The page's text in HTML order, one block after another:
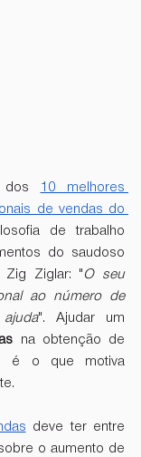
10 melhores
de vendas do
de trabalho
do saudoso
Zig Ziglar: "O seu
ao número de
na obtenção de
é o que motiva
deve ter entre
o aumento de